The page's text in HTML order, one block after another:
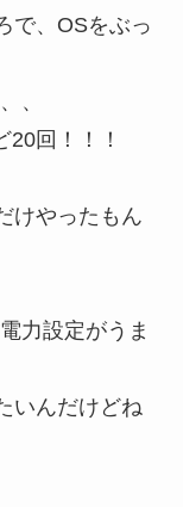
で、OSをぶっ
、
回！！！
けやったもん
力設定がうま
いんだけどね